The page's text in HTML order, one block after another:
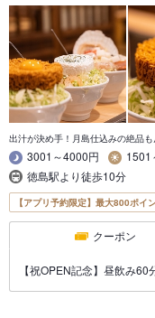
出汁が決め手！月島仕込みの絶品も
3001～4000円
1501
徳島駅より徒歩10分
【アプリ予約限定】最大800ポイ
クーポン
【祝OPEN記念】昼飲み60